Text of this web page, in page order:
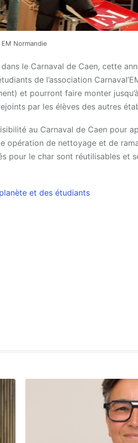
Normandie
le Carnaval de Caen, cette
de l’association
et pourront faire monter
par les élèves des autres
au Carnaval de Caen pour
opération de nettoyage et de
pour le char sont réutilisables et
et des étudiants